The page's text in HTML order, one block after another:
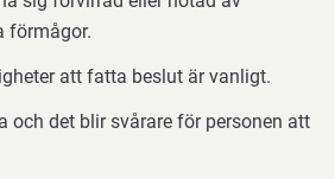
förmågor.
att fatta beslut är vanligt.
och det blir svårare för personen att